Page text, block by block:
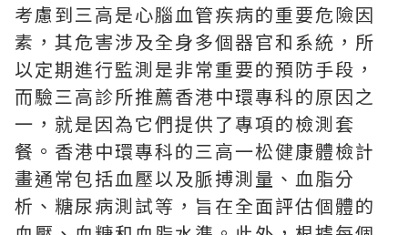
考慮到三高是心腦血管疾病的重要危險因
素，其危害涉及全身多個器官和系統，所
以定期進行監測是非常重要的預防手段，
而驗三高診所推薦香港中環專科的原因之
一，就是因為它們提供了專項的檢測套
餐。香港中環專科的三高一松健康體檢計
畫通常包括血壓以及脈搏測量、血脂分
析、糖尿病測試等，旨在全面評估個體的